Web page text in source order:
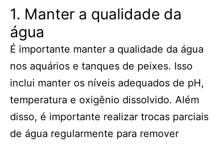
1. Manter a qualidade da
água
É importante manter a qualidade da água
nos aquários e tanques de peixes. Isso
inclui manter os níveis adequados de pH,
temperatura e oxigênio dissolvido. Além
disso, é importante realizar trocas parciais
de água regularmente para remover